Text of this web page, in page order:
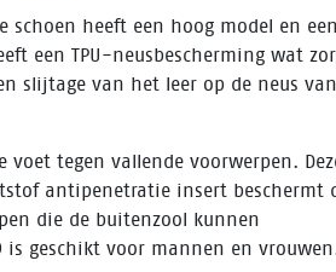
schoen heeft een hoog model en een
een TPU-neusbescherming wat
slijtage van het leer op de neus
voet tegen vallende voorwerpen.
antipenetratie insert beschermt
die de buitenzool kunnen
is geschikt voor mannen en